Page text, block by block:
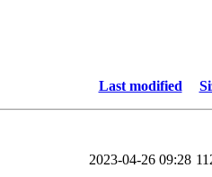
Last modified
2023-04-26 09:28